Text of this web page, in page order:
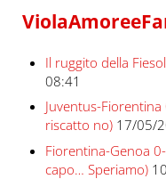
Il ruggito della
08:41
Juventus-Fiorentina
riscatto no) 17/05/
Fiorentina-Genoa
capo… Speriamo)